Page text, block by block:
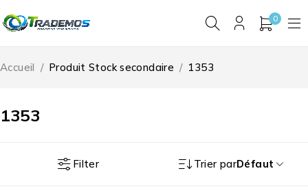
0
1353
Accueil / Produit Stock secondaire / 1353
Filter Trier parDéfaut